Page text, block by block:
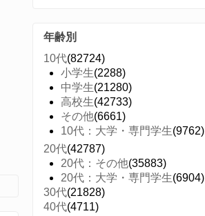
年齢別
10代(82724)
小学生(2288)
中学生(21280)
高校生(42733)
その他(6661)
10代：大学・専門学生(9762)
20代(42787)
20代：その他(35883)
20代：大学・専門学生(6904)
30代(21828)
40代(4711)